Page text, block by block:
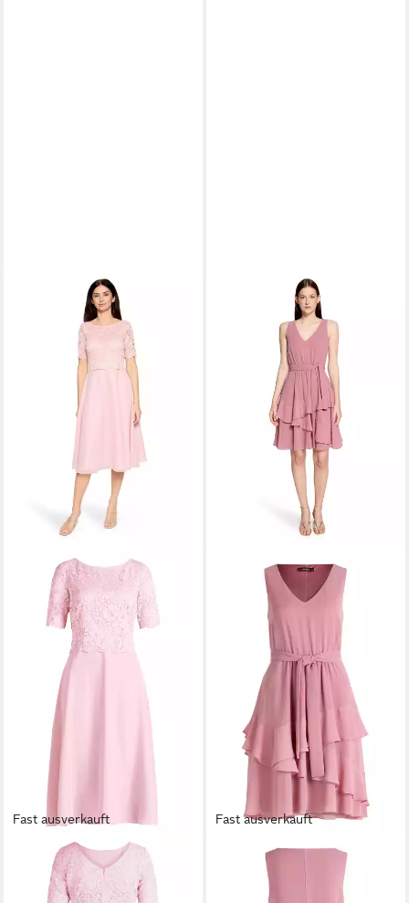
Fast ausverkauft
VERA MONT Cocktailkleid
Damen mit Spitze Spitze
Fast ausverkauft
VERA MONT
Cocktailkleid
Damen mit Volant